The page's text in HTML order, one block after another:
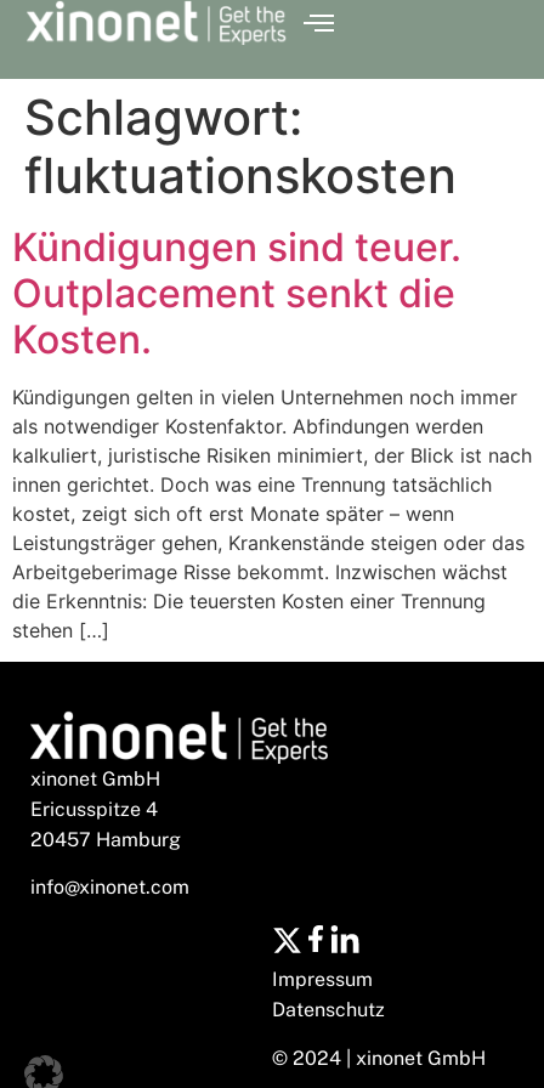
Schlagwort:
fluktuationskosten
Kündigungen sind teuer.
Outplacement senkt die
Kosten.
Kündigungen gelten in vielen Unternehmen noch immer
als notwendiger Kostenfaktor. Abfindungen werden
kalkuliert, juristische Risiken minimiert, der Blick ist nach
innen gerichtet. Doch was eine Trennung tatsächlich
kostet, zeigt sich oft erst Monate später – wenn
Leistungsträger gehen, Krankenstände steigen oder das
Arbeitgeberimage Risse bekommt. Inzwischen wächst
die Erkenntnis: Die teuersten Kosten einer Trennung
stehen […]
xinonet GmbH
Ericusspitze 4
20457 Hamburg
info@xinonet.com
Impressum
Datenschutz
© 2024 | xinonet GmbH